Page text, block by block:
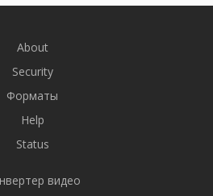
About
Security
Форматы
Help
Status
видео